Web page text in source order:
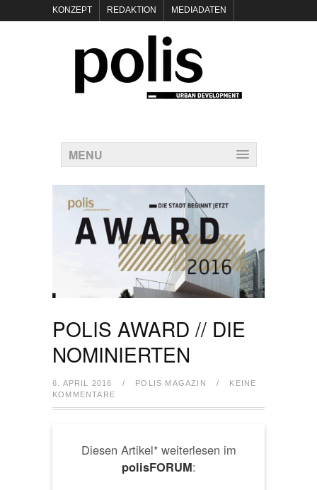
KONZEPT REDAKTION MEDIADATEN
POLIS KEYNOTES
KONTAKT DATENSCHUTZ IMPRESSUM
MENU
POLIS AWARD // DIE
NOMINIERTEN
6. APRIL 2016 / POLIS MAGAZIN /
KEINE
KOMMENTARE
Diesen Artikel* weiterlesen im
polisFORUM: